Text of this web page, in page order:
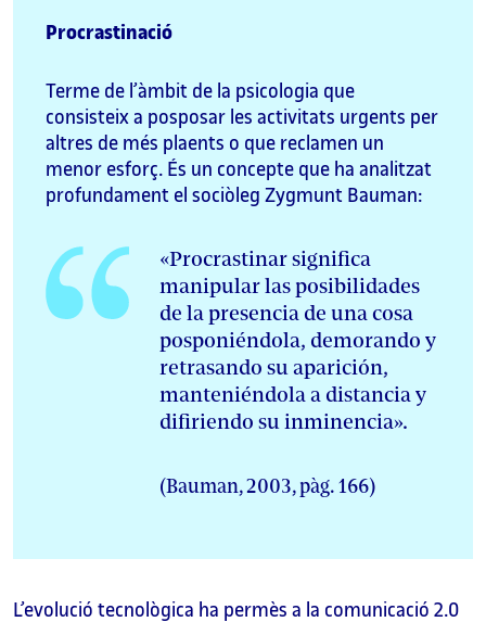
Procrastinació
Terme de l’àmbit de la psicologia que
consisteix a posposar les activitats urgents per
altres de més plaents o que reclamen un
menor esforç. És un concepte que ha analitzat
profundament el sociòleg Zygmunt Bauman:
«Procrastinar significa
manipular las posibilidades
de la presencia de una cosa
posponiéndola, demorando y
retrasando su aparición,
manteniéndola a distancia y
difiriendo su inminencia».
(Bauman, 2003, pàg. 166)
L’evolució tecnològica ha permès a la comunicació 2.0